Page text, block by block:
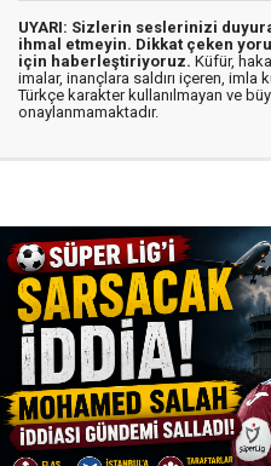
UYARI: Sizlerin seslerinizi
ihmal etmeyin. Dikkat çeken
için haberleştiriyoruz. Küfür,
imalar, inançlara saldırı içeren, imla
Türkçe karakter kullanılmayan ve
onaylanmamaktadır.